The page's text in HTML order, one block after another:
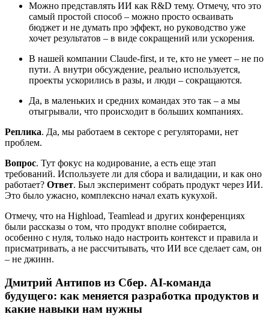
Можно представлять ИИ как R&D тему. Отмечу, что это
самый простой способ – можно просто осваивать
бюджет и не думать про эффект, но руководство уже
хочет результатов – в виде сокращений или ускорения.
В нашей компании Claude-first, и те, кто не умеет – не по
пути. А внутри обсуждение, реально используется,
проекты ускорились в разы, и люди – сокращаются.
Да, в маленьких и средних командах это так – а мы
отыгрывали, что происходит в больших компаниях.
Реплика. Да, мы работаем в секторе с регуляторами, нет
проблем.
Вопрос. Тут фокус на кодирование, а есть еще этап
требований. Используете ли для сбора и валидации, и как оно
работает? Ответ. Был эксперимент собрать продукт через ИИ.
Это было ужасно, комплексно начал ехать кукухой.
Отмечу, что на Highload, Teamlead и других конференциях
были рассказы о том, что продукт вполне собирается,
особенно с нуля, только надо настроить контекст и правила и
присматривать, а не рассчитывать, что ИИ все сделает сам, он
– не джинн.
Дмитрий Антипов из Сбер. AI-команда
будущего: как меняется разработка продуктов и
какие навыки нам нужны